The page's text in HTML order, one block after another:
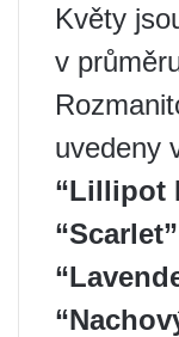
Květy
v
uvedeny
“Lillipot
“Scarlet”